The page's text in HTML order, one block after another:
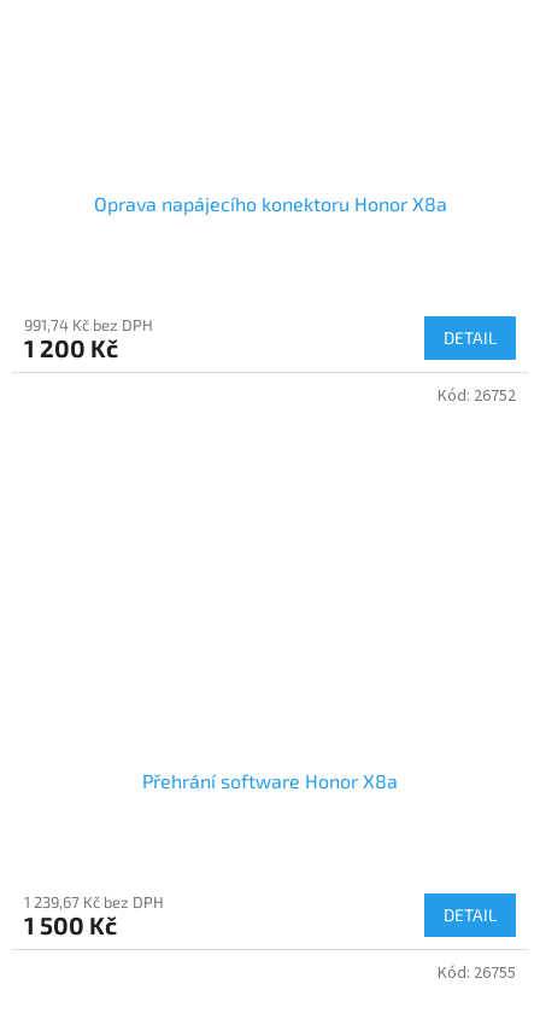
Oprava napájecího konektoru Honor X8a
991,74 Kč bez DPH
1 200 Kč DETAIL
Přehrání software Honor X8a
1 239,67 Kč bez DPH
1 500 Kč DETAIL
Kód: 26752
Kód: 26755